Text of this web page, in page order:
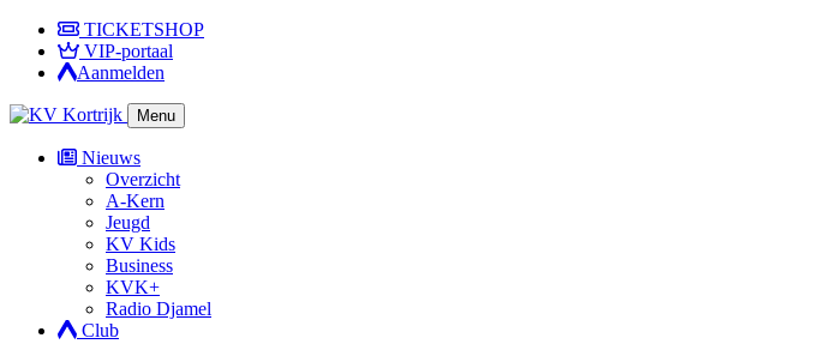
TICKETSHOP
VIP-portaal
Aanmelden
Menu
Nieuws
Overzicht
A-Kern
Jeugd
KV Kids
Business
KVK+
Radio Djamel
Club